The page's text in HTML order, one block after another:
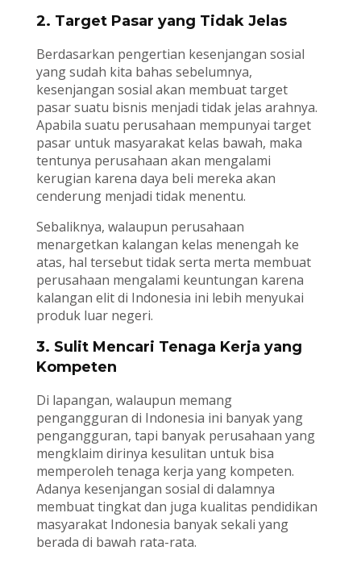
2. Target Pasar yang Tidak Jelas
Berdasarkan pengertian kesenjangan sosial
yang sudah kita bahas sebelumnya,
kesenjangan sosial akan membuat target
pasar suatu bisnis menjadi tidak jelas arahnya.
Apabila suatu perusahaan mempunyai target
pasar untuk masyarakat kelas bawah, maka
tentunya perusahaan akan mengalami
kerugian karena daya beli mereka akan
cenderung menjadi tidak menentu.
Sebaliknya, walaupun perusahaan
menargetkan kalangan kelas menengah ke
atas, hal tersebut tidak serta merta membuat
perusahaan mengalami keuntungan karena
kalangan elit di Indonesia ini lebih menyukai
produk luar negeri.
3. Sulit Mencari Tenaga Kerja yang
Kompeten
Di lapangan, walaupun memang
pengangguran di Indonesia ini banyak yang
pengangguran, tapi banyak perusahaan yang
mengklaim dirinya kesulitan untuk bisa
memperoleh tenaga kerja yang kompeten.
Adanya kesenjangan sosial di dalamnya
membuat tingkat dan juga kualitas pendidikan
masyarakat Indonesia banyak sekali yang
berada di bawah rata-rata.